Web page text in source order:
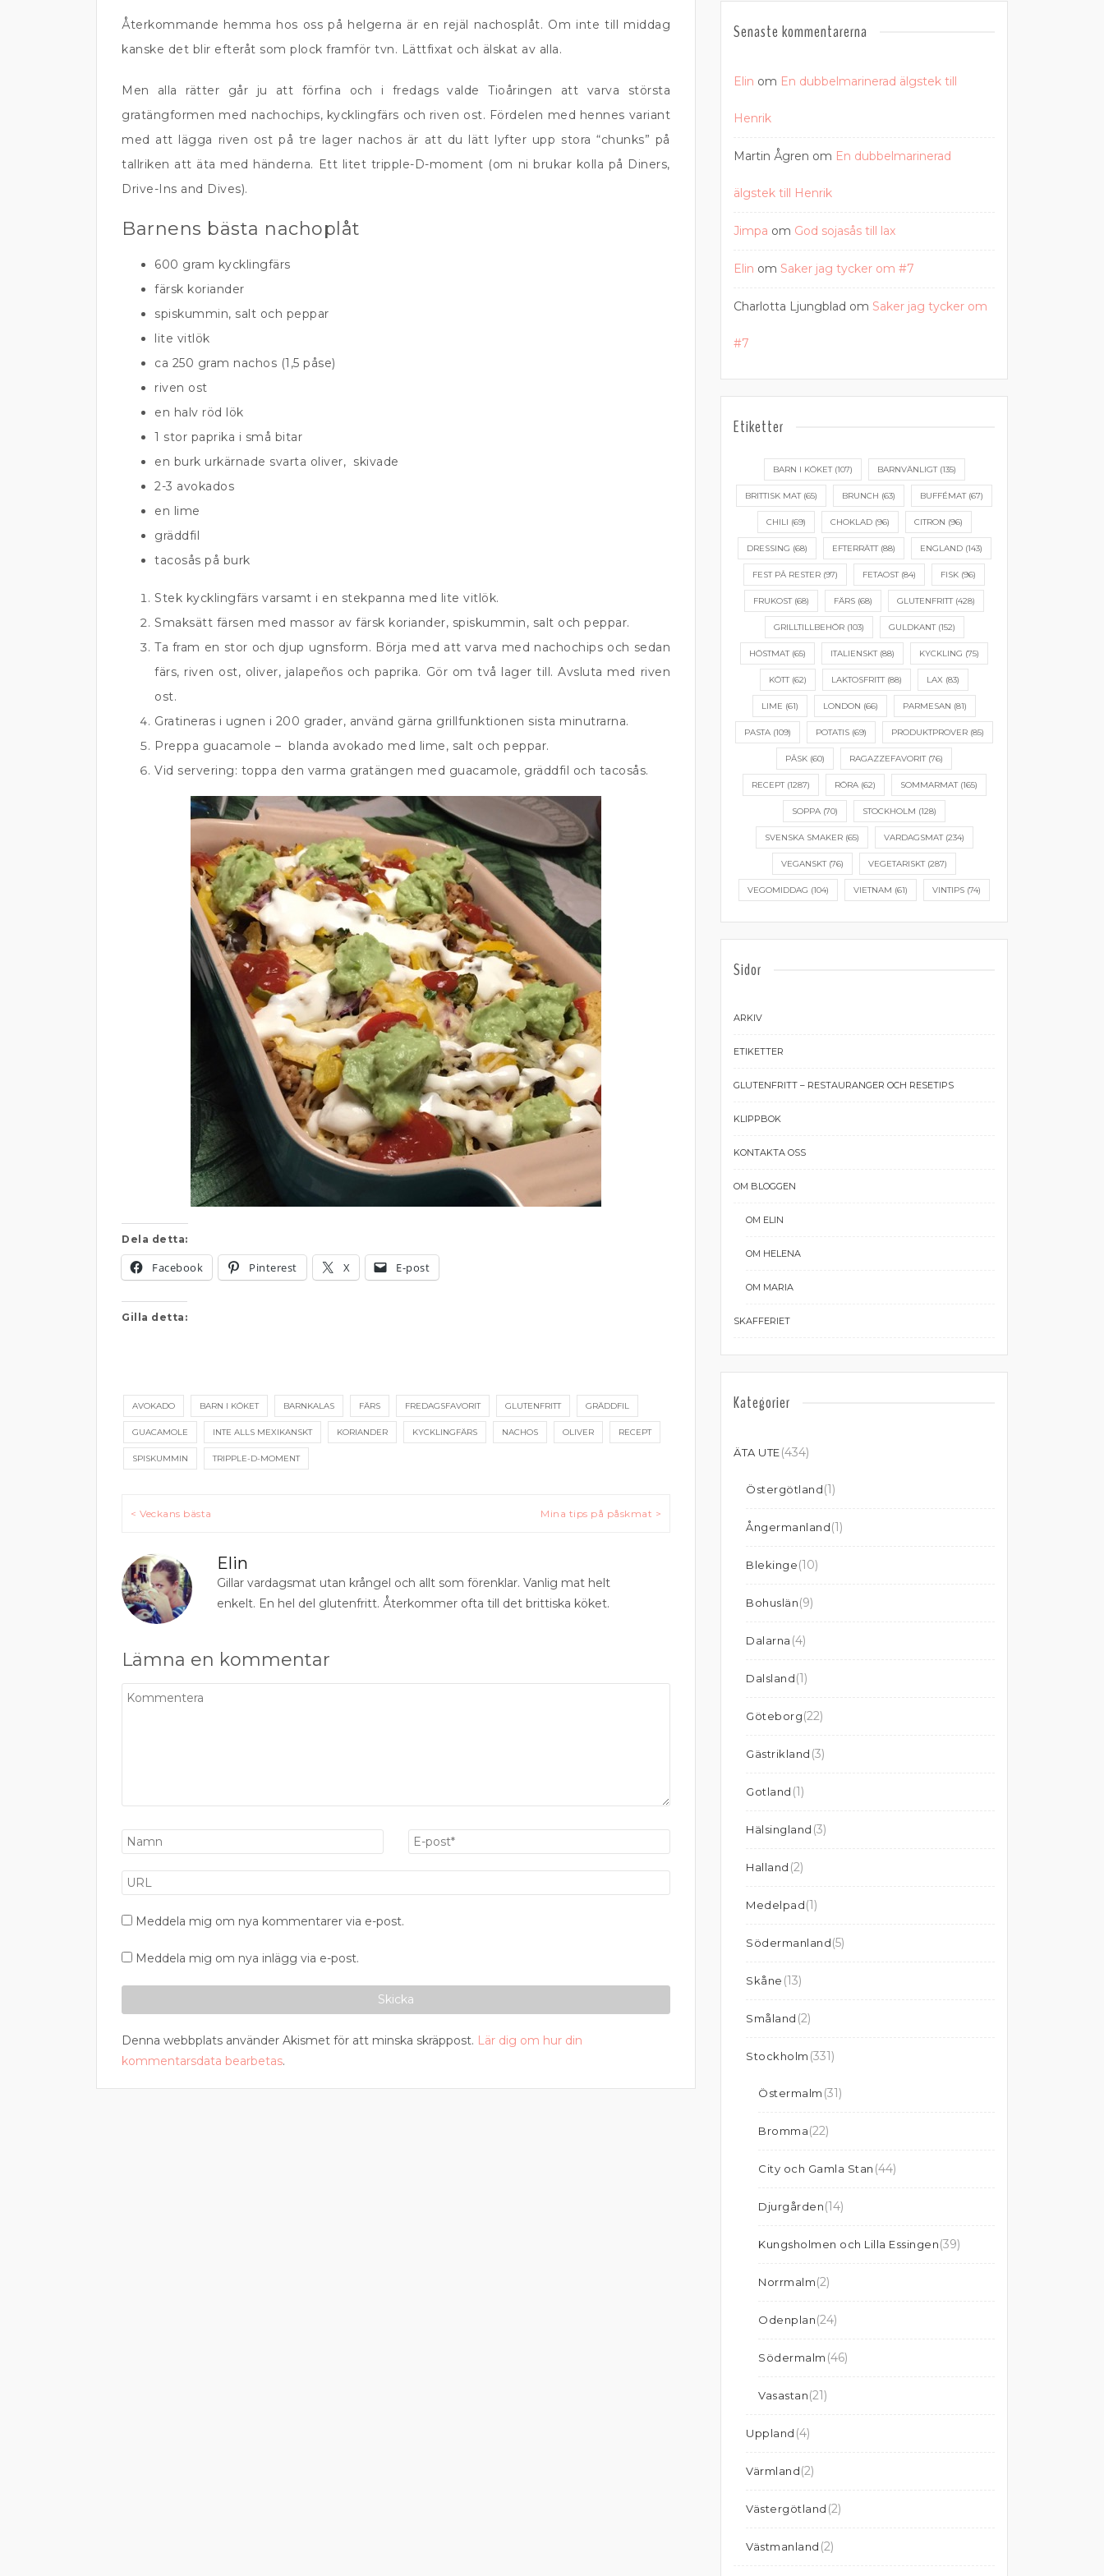
Återkommande hemma hos oss på helgerna är en rejäl nachosplåt. Om inte till middag
kanske det blir efteråt som plock framför tvn. Lättfixat och älskat av alla.
Men alla rätter går ju att förfina och i fredags valde Tioåringen att varva största
gratängformen med nachochips, kycklingfärs och riven ost. Fördelen med hennes variant
med att lägga riven ost på tre lager nachos är att du lätt lyfter upp stora “chunks” på
tallriken att äta med händerna. Ett litet tripple-D-moment (om ni brukar kolla på Diners,
Drive-Ins and Dives).
Barnens bästa nachoplåt
600 gram kycklingfärs
färsk koriander
spiskummin, salt och peppar
lite vitlök
ca 250 gram nachos (1,5 påse)
riven ost
en halv röd lök
1 stor paprika i små bitar
en burk urkärnade svarta oliver, skivade
2-3 avokados
en lime
gräddfil
tacosås på burk
Stek kycklingfärs varsamt i en stekpanna med lite vitlök.
Smaksätt färsen med massor av färsk koriander, spiskummin, salt och peppar.
Ta fram en stor och djup ugnsform. Börja med att varva med nachochips och sedan
färs, riven ost, oliver, jalapeños och paprika. Gör om två lager till. Avsluta med riven
ost.
Gratineras i ugnen i 200 grader, använd gärna grillfunktionen sista minutrarna.
Preppa guacamole – blanda avokado med lime, salt och peppar.
Vid servering: toppa den varma gratängen med guacamole, gräddfil och tacosås.
Dela detta:
Facebook Pinterest X E-post
Gilla detta:
AVOKADO BARN I KÖKET BARNKALAS FÄRS FREDAGSFAVORIT GLUTENFRITT GRÄDDFIL
GUACAMOLE INTE ALLS MEXIKANSKT KORIANDER KYCKLINGFÄRS NACHOS OLIVER RECEPT
SPISKUMMIN TRIPPLE-D-MOMENT
Inläggsnavigering
< Veckans bästa Mina tips på påskmat >
Elin
Gillar vardagsmat utan krångel och allt som förenklar. Vanlig mat helt
enkelt. En hel del glutenfritt. Återkommer ofta till det brittiska köket.
Lämna en kommentar
Meddela mig om nya kommentarer via e-post.
Meddela mig om nya inlägg via e-post.
Denna webbplats använder Akismet för att minska skräppost. Lär dig om hur din
kommentarsdata bearbetas.
Senaste kommentarerna
Elin om En dubbelmarinerad älgstek till
Henrik
Martin Ågren om En dubbelmarinerad
älgstek till Henrik
Jimpa om God sojasås till lax
Elin om Saker jag tycker om #7
Charlotta Ljungblad om Saker jag tycker om
#7
Etiketter
BARN I KÖKET(107) BARNVÄNLIGT(135)
BRITTISK MAT(65) BRUNCH (63) BUFFÉMAT(67)
CHILI (69) CHOKLAD(96) CITRON (96)
DRESSING (68) EFTERRÄTT(88) ENGLAND(143)
FEST PÅ RESTER (97) FETAOST(84) FISK (96)
FRUKOST(68) FÄRS (68) GLUTENFRITT(428)
GRILLTILLBEHÖR(103) GULDKANT(152)
HÖSTMAT(65) ITALIENSKT(88) KYCKLING (75)
KÖTT(62) LAKTOSFRITT(88) LAX (83)
LIME (61) LONDON (66) PARMESAN (81)
PASTA (109) POTATIS (69) PRODUKTPROVER (85)
PÅSK (60) RAGAZZEFAVORIT(76)
RECEPT(1287) RÖRA(62) SOMMARMAT(165)
SOPPA (70) STOCKHOLM (128)
SVENSKA SMAKER(65) VARDAGSMAT(234)
VEGANSKT(76) VEGETARISKT(287)
VEGOMIDDAG (104) VIETNAM (61) VINTIPS (74)
Sidor
ARKIV
ETIKETTER
GLUTENFRITT – RESTAURANGER OCH RESETIPS
KLIPPBOK
KONTAKTA OSS
OM BLOGGEN
OM ELIN
OM HELENA
OM MARIA
SKAFFERIET
Kategorier
ÄTA UTE(434)
Östergötland(1)
Ångermanland(1)
Blekinge(10)
Bohuslän(9)
Dalarna (4)
Dalsland(1)
Göteborg(22)
Gästrikland (3)
Gotland (1)
Hälsingland (3)
Halland (2)
Medelpad(1)
Södermanland(5)
Skåne (13)
Småland (2)
Stockholm (331)
Östermalm (31)
Bromma(22)
City och Gamla Stan (44)
Djurgården(14)
Kungsholmen och Lilla Essingen(39)
Norrmalm(2)
Odenplan(24)
Södermalm (46)
Vasastan(21)
Uppland (4)
Värmland(2)
Västergötland (2)
Västmanland (2)